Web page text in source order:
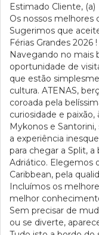
Estimado Cliente, (a)
Os nossos melhores
Sugerimos que
Férias Grandes 2026 !
Navegando no mais
oportunidade de
que estão
cultura. ATENAS,
coroada pela
curiosidade e
Mykonos e
a experiência
para chegar a Split,
Adriático. Elegemos
Caribbean, pela
Incluímos os
melhor
Sem precisar de
ou se diverte,